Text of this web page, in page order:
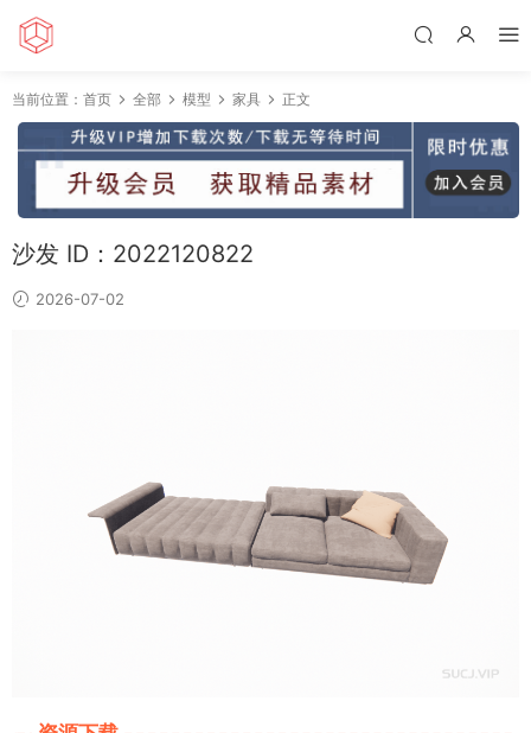
当前位置： 首页 全部 模型 家具 正文
沙发 ID：2022120822
2026-07-02